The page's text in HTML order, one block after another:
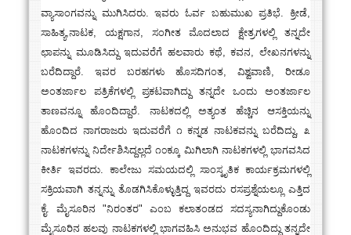
ವ್ಯಾಸಾಂಗವನ್ನು ಮುಗಿಸಿದರು. ಇವರು ಓರ್ವ ಬಹುಮುಖ ಪ್ರತಿಭೆ. ಕ್ರೀಡೆ,
ಸಾಹಿತ್ಯ,ನಾಟಕ, ಯಕ್ಷಗಾನ, ಸಂಗೀತ ಮೊದಲಾದ ಕ್ಷೇತ್ರಗಳಲ್ಲಿ ತನ್ನದೇ
ಛಾಪನ್ನು ಮೂಡಿಸಿದ್ದು ಇದುವರೆಗೆ ಹಲವಾರು ಕಥೆ, ಕವನ, ಲೇಖನಗಳನ್ನು
ಬರೆದಿದ್ದಾರೆ. ಇವರ ಬರಹಗಳು ಹೊಸದಿಗಂತ, ವಿಶ್ವವಾಣಿ, ರೀಡೂ
ಅಂತರ್ಜಾಲ ಪತ್ರಿಕೆಗಳಲ್ಲಿ ಪ್ರಕಟವಾಗಿದ್ದು ತನ್ನದೇ ಒಂದು ಅಂತರ್ಜಾಲ
ತಾಣವನ್ನೂ ಹೊಂದಿದ್ದಾರೆ. ನಾಟಕದಲ್ಲಿ ಅತ್ಯಂತ ಹೆಚ್ಚಿನ ಆಸಕ್ತಿಯನ್ನು
ಹೊಂದಿದ ನಾಗರಾಜರು ಇದುವರೆಗೆ ೧ ಕನ್ನಡ ನಾಟಕವನ್ನು ಬರೆದಿದ್ದು, ೩
ನಾಟಕಗಳನ್ನು ನಿರ್ದೇಶಿಸಿದ್ದಲ್ಲದೆ ೧೦ಕ್ಕೂ ಮಿಗಿಲಾಗಿ ನಾಟಕಗಳಲ್ಲಿ ಭಾಗವಸಿದ
ಕೀರ್ತಿ ಇವರದು. ಕಾಲೇಜು ಸಮಯದಲ್ಲಿ ಸಾಂಸ್ಕೃತಿಕ ಕಾರ್ಯಕ್ರಮಗಳಲ್ಲಿ
ಸಕ್ರಿಯವಾಗಿ ತನ್ನನ್ನು ತೊಡಗಿಸಿಕೊಳ್ಳುತ್ತಿದ್ದ ಇವರದು ರಸಪ್ರಶ್ನೆಯಲ್ಲೂ ಎತ್ತಿದ
ಕೈ. ಮೈಸೂರಿನ "ನಿರಂತರ" ಎಂಬ ಕಲಾತಂಡದ ಸದಸ್ಯನಾಗಿದ್ದುಕೊಂಡು
ಮೈಸೂರಿನ ಹಲವು ನಾಟಕಗಳಲ್ಲಿ ಭಾಗವಹಿಸಿ ಅನುಭವ ಹೊಂದಿದ್ದು ತನ್ನದೇ